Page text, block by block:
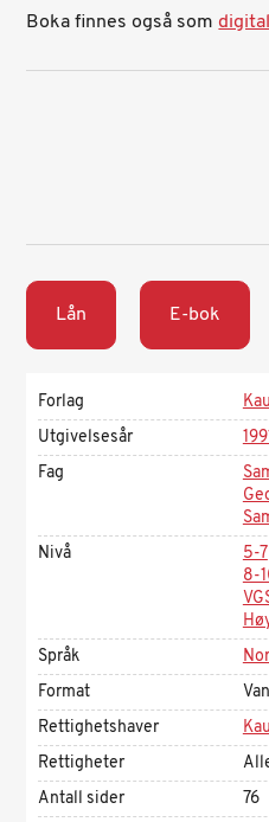
Boka finnes også som
Lån E-bok
Forlag
Utgivelsesår
Fag
Nivå
5-7
8-
Språk
Format
Rettighetshaver
Rettigheter
Antall sider
76